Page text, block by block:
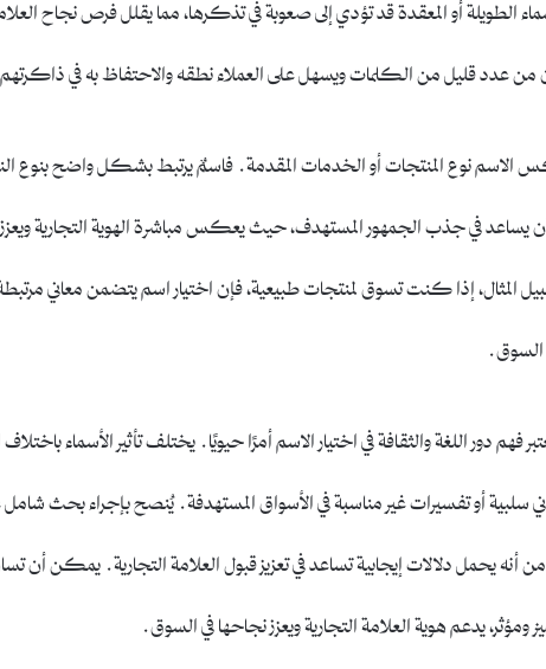
عدد قليل من الكلمات ويسهل على العملاء نطقه والاحتفاظ به في
الاسم نوع المنتجات أو الخدمات المقدمة. فاسمٌ يرتبط بشكل واضح بنوع
في جذب الجمهور المستهدف، حيث يعكس مباشرة الهوية التجارية
المثال، إذا كنت تسوق لمنتجات طبيعية، فإن اختيار اسم يتضمن معاني
السوق.
فهم دور اللغة والثقافة في اختيار الاسم أمرًا حيويًا. يختلف تأثير الأسماء
أو تفسيرات غير مناسبة في الأسواق المستهدفة. يُنصح بإجراء بحث
أنه يحمل دلالات إيجابية تساعد في تعزيز قبول العلامة التجارية. يمكن
يدعم هوية العلامة التجارية ويعزز نجاحها في السوق.